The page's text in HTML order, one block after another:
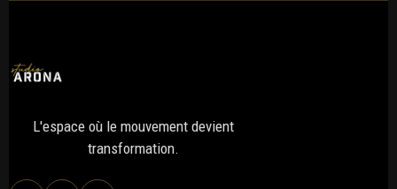
L'espace où le mouvement devient
transformation.